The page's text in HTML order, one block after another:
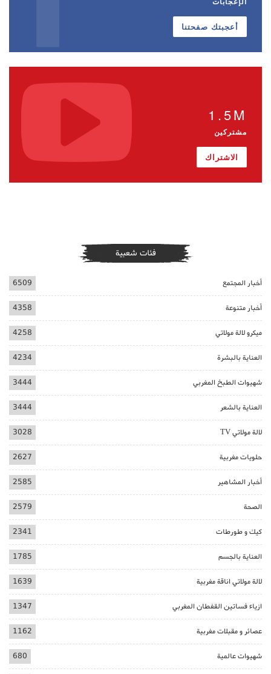
أعجبتك صفحتنا
1.5M
مشتركين
الاشتراك
فئات شعبية
أخبار المجتمع 6509
أخبار متنوعة 4358
ميكرو لالة مولاتي 4258
العناية بالبشرة 4234
شهيوات الطبخ المغربي 3444
العناية بالشعر 3444
لالة مولاتي TV 3028
حلويات مغربية 2627
أخبار المشاهير 2585
الصحة 2579
كيك و طورطات 2341
العناية بالجسم 1785
لالة مولاتي اناقة مغربية 1639
ازياء فساتين القفطان المغربي 1347
عصائر و مقبلات مغربية 1162
شهيوات عالمية 680